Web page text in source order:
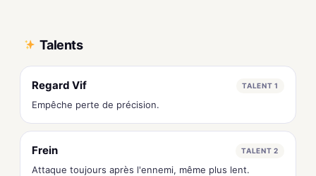
Talents
Regard Vif TALENT 1
Empêche perte de précision.
Frein TALENT 2
Attaque toujours après l'ennemi, même plus lent.